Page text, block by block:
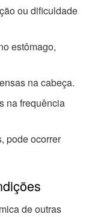
ou dificuldade
estômago,
na cabeça.
na frequência
pode ocorrer
de outras